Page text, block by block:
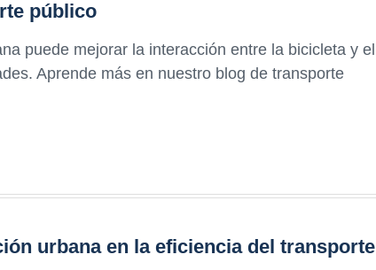
público
puede mejorar la interacción entre la bicicleta y el
Aprende más en nuestro blog de transporte
urbana en la eficiencia del transporte